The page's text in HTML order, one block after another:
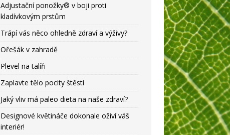
Adjustační ponožky® v boji proti
kladívkovým prstům
Trápí vás něco ohledně zdraví a výživy?
Ořešák v zahradě
Plevel na talíři
Zaplavte tělo pocity štěstí
Jaký vliv má paleo dieta na naše zdraví?
Designové květináče dokonale oživí váš
interiér!